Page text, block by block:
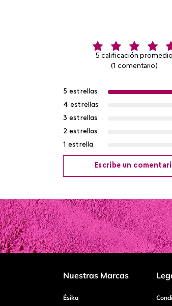
5 calificación promedio
(1 comentario)
5 estrellas
4 estrellas
3 estrellas
2 estrellas
1 estrella
Escribe un
Agregar comentario
Título
Tu nombre
Nuestras Marcas
Ésika